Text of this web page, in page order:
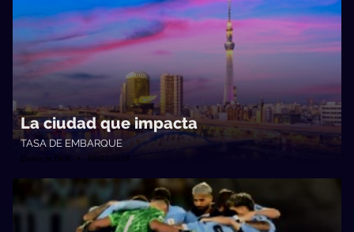
La ciudad que impacta
TASA DE EMBARQUE
Quién te Dice • 09/02/2026